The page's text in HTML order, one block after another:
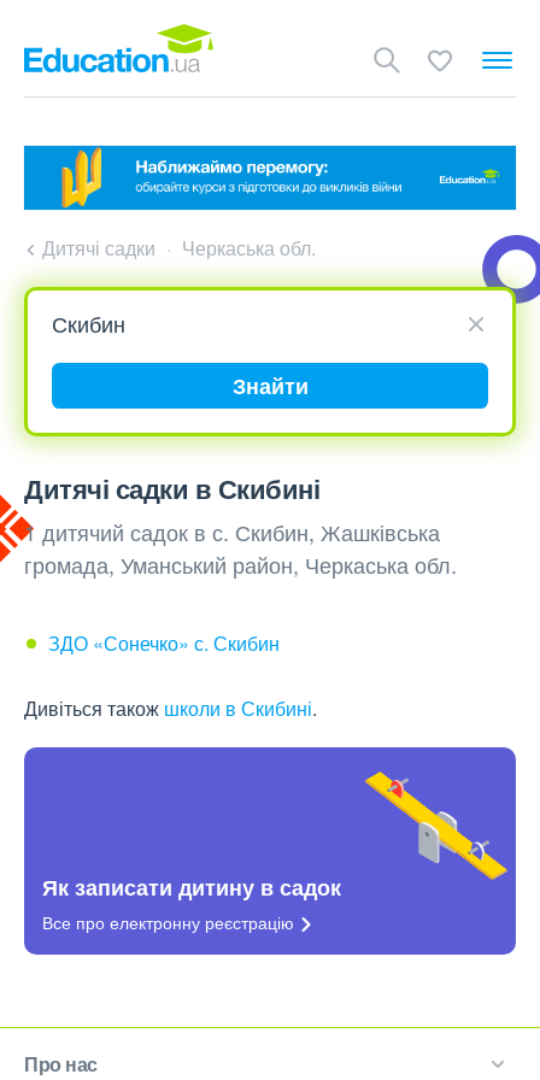
Дитячі садки Черкаська обл.
Знайти
Дитячі садки в Скибині
1 дитячий садок в с. Скибин, Жашківська
громада, Уманський район, Черкаська обл.
ЗДО «Сонечко» с. Скибин
Дивіться також школи в Скибині.
Як записати дитину в садок
Все про електронну реєстрацію
Про нас